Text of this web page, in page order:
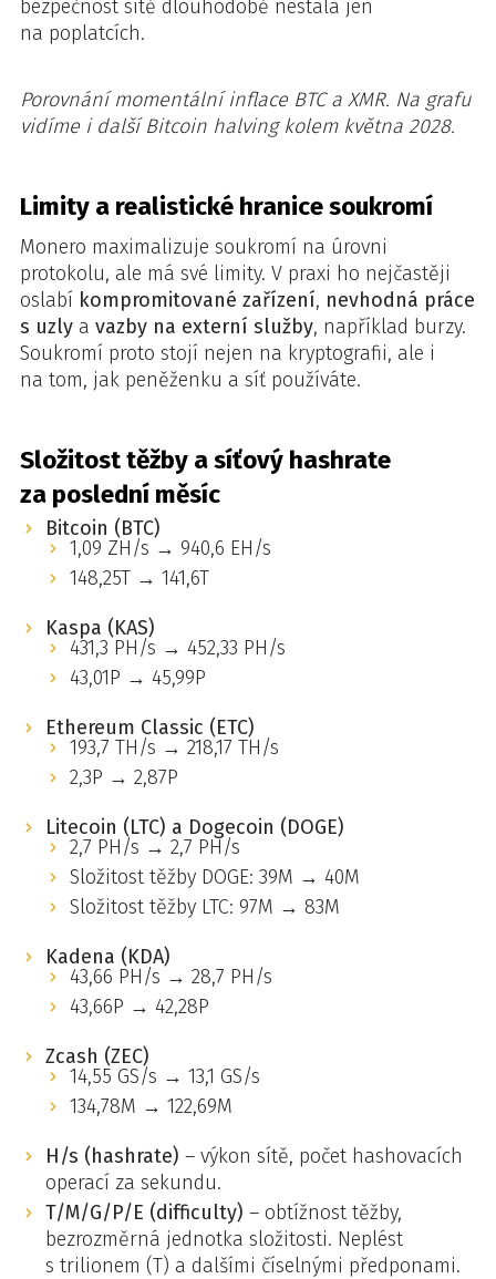
bezpečnost sítě dlouhodobě nestála jen
na poplatcích.
Porovnání momentální inflace BTC a XMR. Na grafu
vidíme i další Bitcoin halving kolem května 2028.
Limity a realistické hranice soukromí
Monero maximalizuje soukromí na úrovni
protokolu, ale má své limity. V praxi ho nejčastěji
oslabí kompromitované zařízení, nevhodná práce
s uzly a vazby na externí služby, například burzy.
Soukromí proto stojí nejen na kryptografii, ale i
na tom, jak peněženku a síť používáte.
Složitost těžby a síťový hashrate
za poslední měsíc
Bitcoin (BTC)
1,09 ZH/s → 940,6 EH/s
148,25T → 141,6T
Kaspa (KAS)
431,3 PH/s → 452,33 PH/s
43,01P → 45,99P
Ethereum Classic (ETC)
193,7 TH/s → 218,17 TH/s
2,3P → 2,87P
Litecoin (LTC) a Dogecoin (DOGE)
2,7 PH/s → 2,7 PH/s
Složitost těžby DOGE: 39M → 40M
Složitost těžby LTC: 97M → 83M
Kadena (KDA)
43,66 PH/s → 28,7 PH/s
43,66P → 42,28P
Zcash (ZEC)
14,55 GS/s → 13,1 GS/s
134,78M → 122,69M
H/s (hashrate) – výkon sítě, počet hashovacích
operací za sekundu.
T/M/G/P/E (difficulty) – obtížnost těžby,
bezrozměrná jednotka složitosti. Neplést
s trilionem (T) a dalšími číselnými předponami.